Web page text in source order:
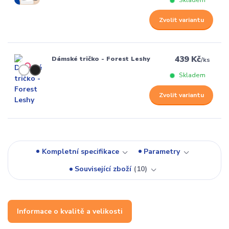
Zvolit variantu
Dámské tričko - Forest Leshy 439 Kč/ks
Skladem
Zvolit variantu
Kompletní specifikace
Parametry
Související zboží
10
Informace o kvalitě a velikosti